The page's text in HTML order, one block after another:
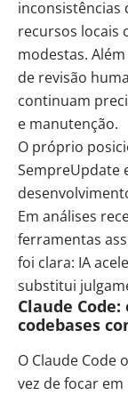
inconsistências
recursos locais
modestas.
de revisão
continuam
e manutenção.
O próprio
SempreUpdate
Em análises
ferramentas
foi clara: IA
substitui
Claude
codebases
O Claude Code
vez de focar